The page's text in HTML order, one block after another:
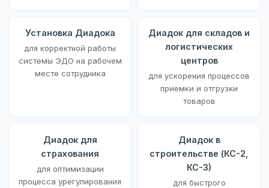
Установка Диадока
для корректной работы
системы ЭДО на рабочем
месте сотрудника
Диадок для складов и
логистических
центров
для ускорения процессов
приемки и отгрузки
товаров
Диадок для
страхования
для оптимизации
процесса урегулирования
Диадок в
строительстве (КС-2,
КС-3)
для быстрого